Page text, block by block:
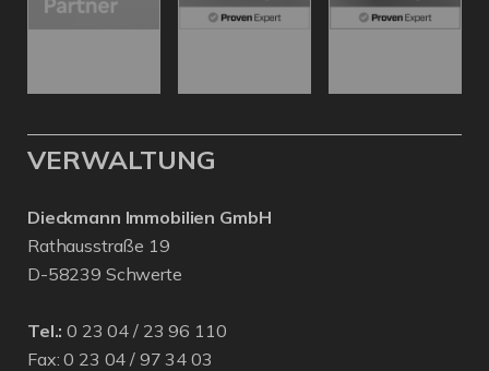
VERWALTUNG
Dieckmann Immobilien GmbH
Rathausstraße 19
D-58239 Schwerte
Tel.: 0 23 04 / 23 96 110
Fax: 0 23 04 / 97 34 03